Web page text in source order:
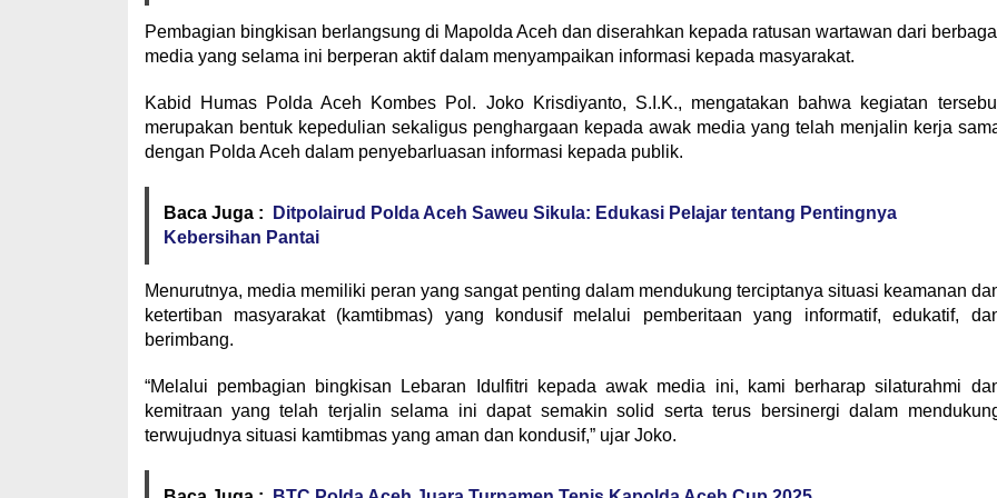
Pembagian bingkisan berlangsung di Mapolda Aceh dan diserahkan kepada ratusan wartawan dari
media yang selama ini berperan aktif dalam menyampaikan informasi kepada masyarakat.
Kabid Humas Polda Aceh Kombes Pol. Joko Krisdiyanto, S.I.K., mengatakan bahwa kegiatan
merupakan bentuk kepedulian sekaligus penghargaan kepada awak media yang telah menjalin kerja
dengan Polda Aceh dalam penyebarluasan informasi kepada publik.
Baca Juga :
Ditpolairud Polda Aceh Saweu Sikula: Edukasi Pelajar tentang Pentingnya
Kebersihan Pantai
Menurutnya, media memiliki peran yang sangat penting dalam mendukung terciptanya situasi keamanan
ketertiban masyarakat (kamtibmas) yang kondusif melalui pemberitaan yang informatif, edukatif,
berimbang.
“Melalui pembagian bingkisan Lebaran Idulfitri kepada awak media ini, kami berharap silaturahmi
kemitraan yang telah terjalin selama ini dapat semakin solid serta terus bersinergi dalam
terwujudnya situasi kamtibmas yang aman dan kondusif,” ujar Joko.